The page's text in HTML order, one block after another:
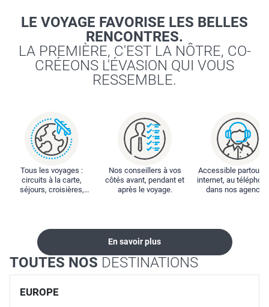
LE VOYAGE FAVORISE LES BELLES
RENCONTRES.
LA PREMIÈRE, C'EST LA NÔTRE, CO-
CRÉEONS L'ÉVASION QUI VOUS
RESSEMBLE.
Tous les voyages :
circuits à la carte,
séjours, croisières,
Nos conseillers à vos
côtés avant, pendant et
après le voyage.
Accessible partout :
internet, au
dans nos
En savoir plus
TOUTES NOS DESTINATIONS
EUROPE